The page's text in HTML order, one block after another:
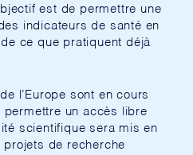
est de permettre une
indicateurs de santé en
ce que pratiquent déjà
l’Europe sont en cours
un accès libre
scientifique sera mis en
de recherche